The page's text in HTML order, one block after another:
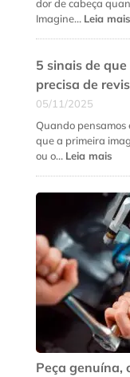
dor de cabeça
Imagine… Leia mais:
5 sinais de
precisa de
05/11/2025
Quando
que a primeira
ou o… Leia mais:
de
que
a
do
seu
de
Peça genuína,